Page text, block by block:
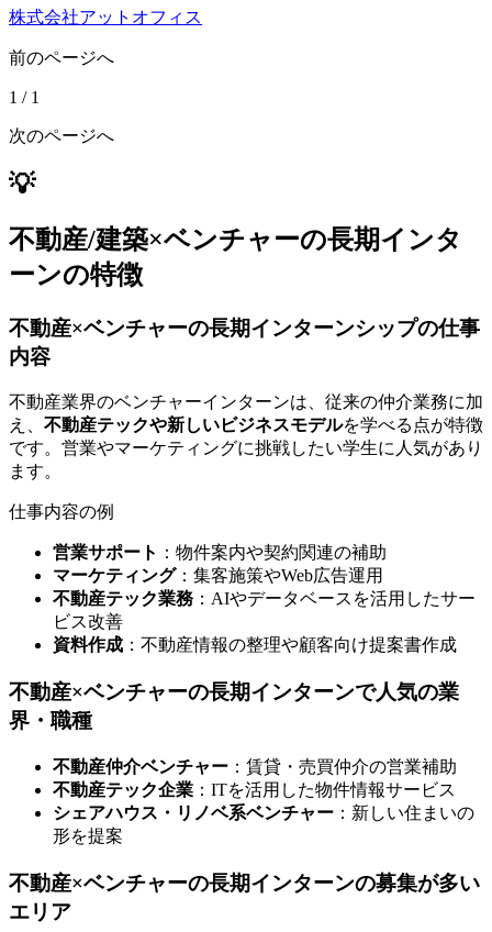
株式会社アットオフィス
前のページへ
1 / 1
次のページへ
💡
不動産/建築×ベンチャーの長期インタ
ーンの特徴
不動産×ベンチャーの長期インターンシップの仕事
内容
不動産業界のベンチャーインターンは、従来の仲介業務に加
え、 不動産テックや新しいビジネスモデルを学べる点が特徴
です。営業やマーケティングに挑戦したい学生に人気があり
ます。
仕事内容の例
営業サポート ：物件案内や契約関連の補助
マーケティング：集客施策やWeb広告運用
不動産テック業務 ：AIやデータベースを活用したサー
ビス改善
資料作成 ：不動産情報の整理や顧客向け提案書作成
不動産×ベンチャーの長期インターンで人気の業
界・職種
不動産仲介ベンチャー ：賃貸・売買仲介の営業補助
不動産テック企業 ：ITを活用した物件情報サービス
シェアハウス・リノベ系ベンチャー ：新しい住まいの
形を提案
不動産×ベンチャーの長期インターンの募集が多い
エリア